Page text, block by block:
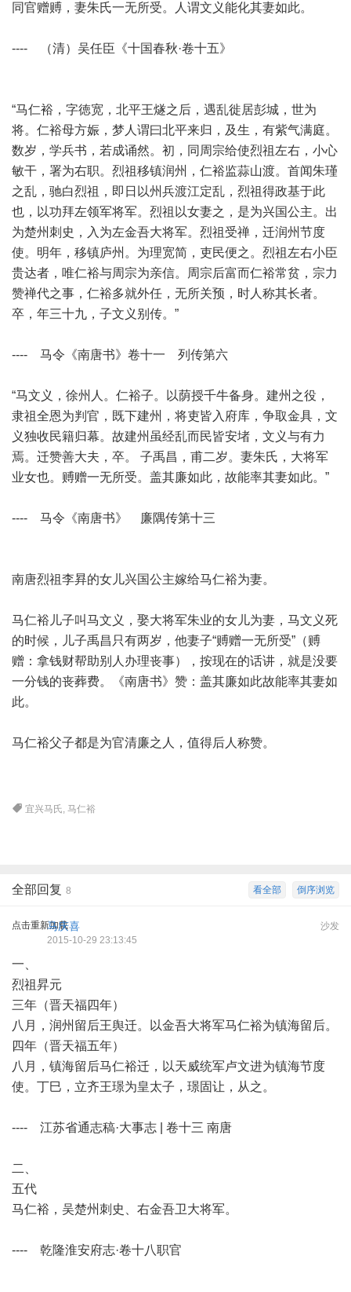
同官赠赙，妻朱氏一无所受。人谓文义能化其妻如此。
---- （清）吴任臣《十国春秋·卷十五》
“马仁裕，字徳宽，北平王燧之后，遇乱徙居彭城，世为
将。仁裕母方娠，梦人谓曰北平来归，及生，有紫气满庭。
数岁，学兵书，若成诵然。初，同周宗给使烈祖左右，小心
敏干，署为右职。烈祖移镇润州，仁裕监蒜山渡。首闻朱瑾
之乱，驰白烈祖，即日以州兵渡江定乱，烈祖得政基于此
也，以功拜左领军将军。烈祖以女妻之，是为兴国公主。出
为楚州刺史，入为左金吾大将军。烈祖受禅，迁润州节度
使。明年，移镇庐州。为理宽简，吏民便之。烈祖左右小臣
贵达者，唯仁裕与周宗为亲信。周宗后富而仁裕常贫，宗力
赞禅代之事，仁裕多就外任，无所关预，时人称其长者。
卒，年三十九，子文义别传。”
---- 马令《南唐书》卷十一 列传第六
“马文义，徐州人。仁裕子。以荫授千牛备身。建州之役，
隶祖全恩为判官，既下建州，将吏皆入府库，争取金具，文
义独收民籍归幕。故建州虽经乱而民皆安堵，文义与有力
焉。迁赞善大夫，卒。 子禹昌，甫二岁。妻朱氏，大将军
业女也。赙赠一无所受。盖其廉如此，故能率其妻如此。”
---- 马令《南唐书》 廉隅传第十三
南唐烈祖李昪的女儿兴国公主嫁给马仁裕为妻。
马仁裕儿子叫马文义，娶大将军朱业的女儿为妻，马文义死
的时候，儿子禹昌只有两岁，他妻子“赙赠一无所受”（赙
赠：拿钱财帮助别人办理丧事），按现在的话讲，就是没要
一分钱的丧葬费。《南唐书》赞：盖其廉如此故能率其妻如
此。
马仁裕父子都是为官清廉之人，值得后人称赞。
宜兴马氏,马仁裕
倒序浏览
看全部
全部回复 8
点击重新加载 沙发
马庆喜
2015-10-29 23:13:45
一、
烈祖昇元
三年（晋天福四年）
八月，润州留后王舆迁。以金吾大将军马仁裕为镇海留后。
四年（晋天福五年）
八月，镇海留后马仁裕迁，以天威统军卢文进为镇海节度
使。丁巳，立齐王璟为皇太子，璟固让，从之。
---- 江苏省通志稿·大事志 | 卷十三 南唐
二、
五代
马仁裕，吴楚州刺史、右金吾卫大将军。
---- 乾隆淮安府志·卷十八职官